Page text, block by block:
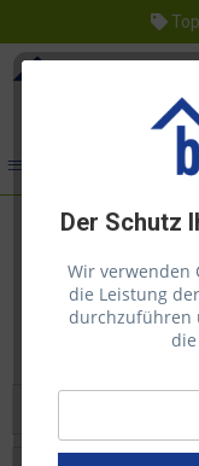
Der Schutz
Wir verwenden
die Leistung
durchzuführen
Zu